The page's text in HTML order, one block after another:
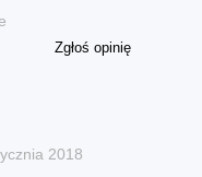
Zgłoś opinię
2018